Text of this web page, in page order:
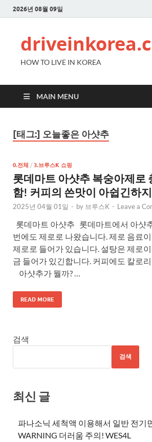
2026년 08월 09일
HOW TO LIVE IN KOREA
MAIN MENU
[태그:] 오늘좋은 아샷추
0.전체 / 3.브루스K 쇼핑
롯데마트 아샷추 복숭아제로
함! 커피의 쓴맛이 아쉽긴하
2025년 04월 01일 - by 브루스K - Leave a
롯데마트 아샷추 롯데마트에서 아샷
번에도 제로로 나왔습니다. 제로 음료
제로로 들어가 있습니다. 설탕은 제로
금 들어가 있긴합니다. 커피에도 칼로
아샷추가 뭘까? …
READ MORE
검색
검색
최신 글
파나소닉 세척액 이용해서 일반 전기
WARNING 더러움 주의! WES4L